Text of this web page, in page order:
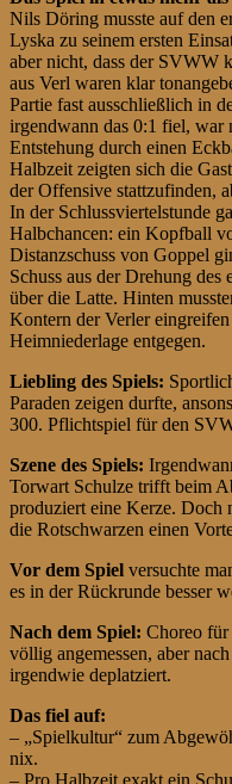
Nils Döring musste auf den
Lyska zu seinem ersten
aber nicht, dass der SVWW
aus Verl waren klar
Partie fast ausschließlich in
irgendwann das 0:1 fiel,
Entstehung durch einen
Halbzeit zeigten sich die
der Offensive stattzufinden,
In der Schlussviertelstunde
Halbchancen: ein Kopfball
Distanzschuss von Goppel
Schuss aus der Drehung
über die Latte. Hinten
Kontern der Verler
Heimniederlage entgegen.
Liebling des Spiels:
Paraden zeigen durfte,
300. Pflichtspiel für den
Szene des Spiels:
Torwart Schulze trifft beim
produziert eine Kerze. Doch
die Rotschwarzen einen
Vor dem Spiel versuchte
es in der Rückrunde besser
Nach dem Spiel: Choreo
völlig angemessen, aber
irgendwie deplatziert.
Das fiel auf:
– „Spielkultur“ zum
nix.
– Pro Halbzeit exakt ein